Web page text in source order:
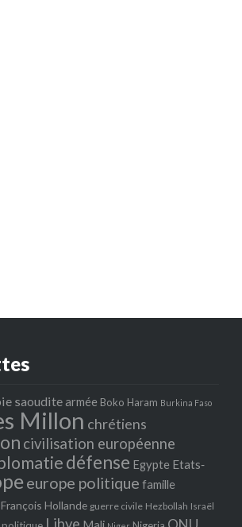
saoudite armée Boko Haram Burkina Faso
Millon chrétiens
civilisation européenne
défense Egypte Etats‐
europe politique famille
François Hollande guerre civile Hezbollah Israël